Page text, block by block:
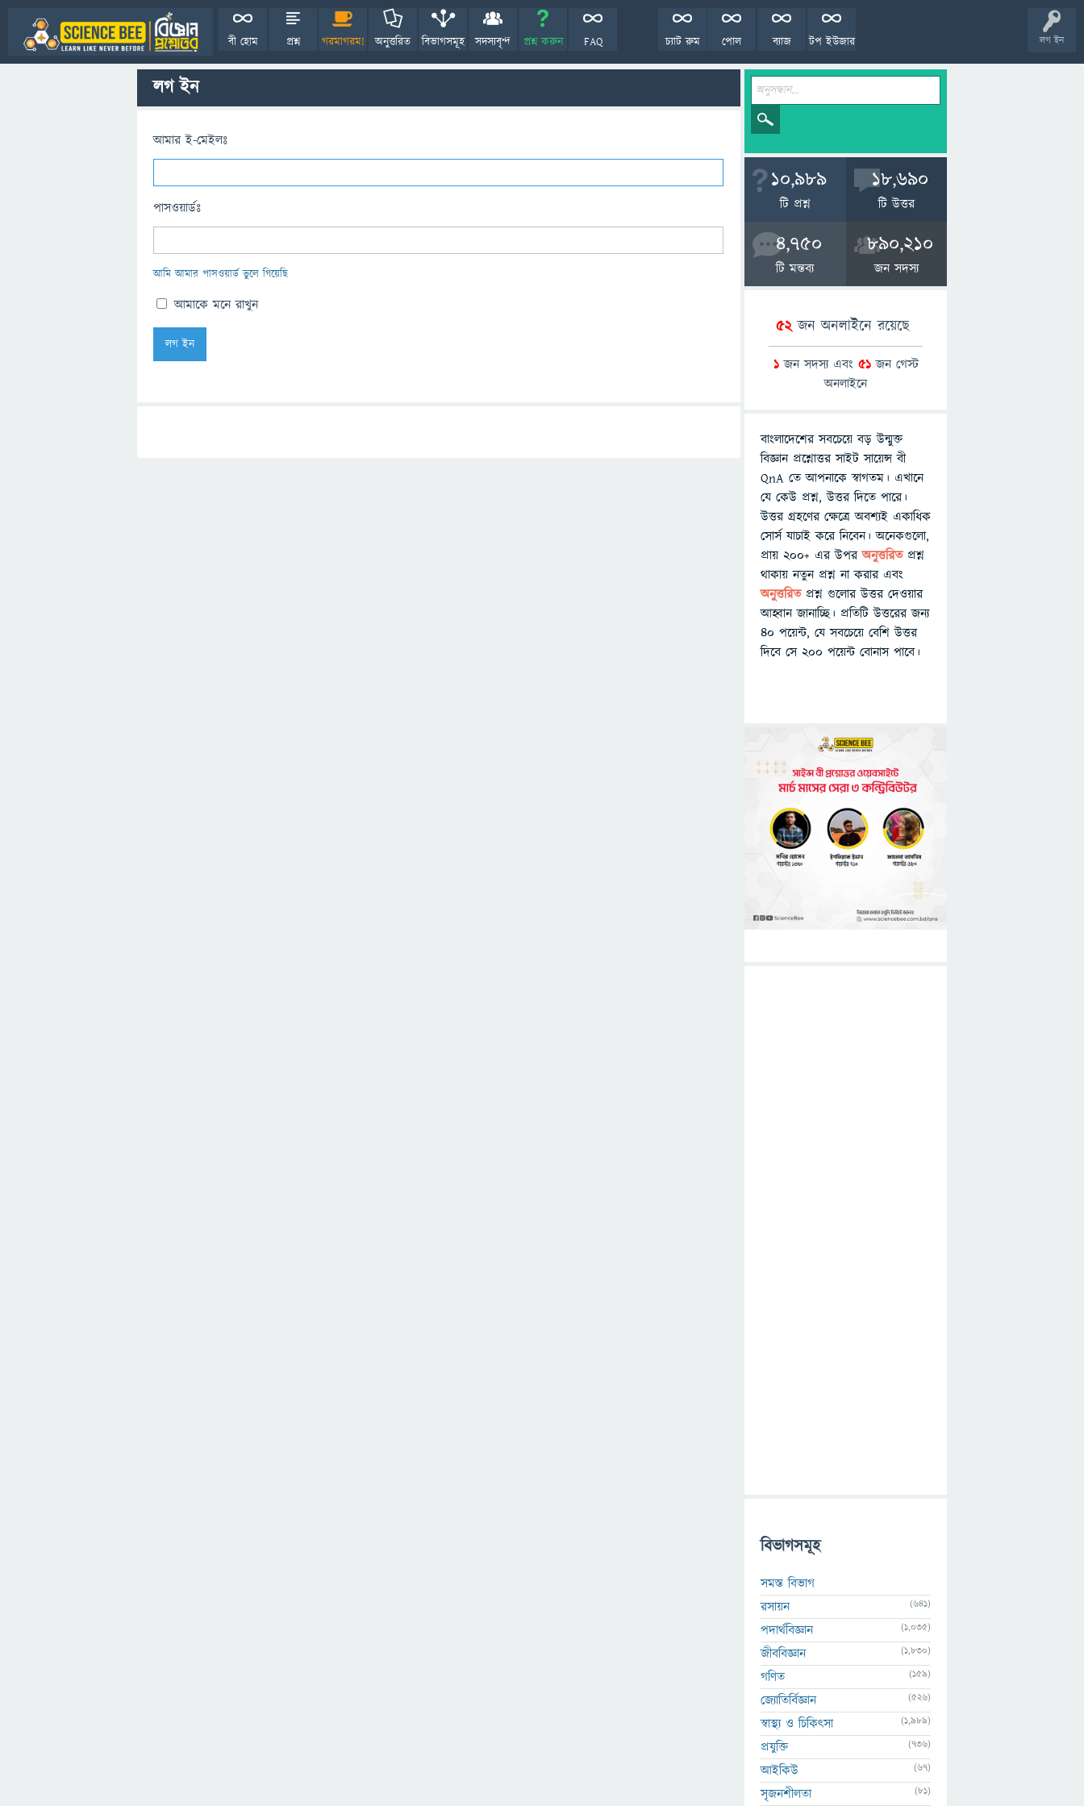
লগ ইন
বী হোম প্রশ্ন গরমাগরম! অনুত্তরিত বিভাগসমূহ সদস্যবৃন্দ প্রশ্ন করুন FAQ টপ ইউজার
ব্যাজ
পোল
চ্যাট রুম
লগ ইন
আমার ই-মেইলঃ
পাসওয়ার্ডঃ
আমি আমার পাসওয়ার্ড ভুলে গিয়েছি
আমাকে মনে রাখুন
10,989
টি প্রশ্ন
18,690
টি উত্তর
4,750
টি মন্তব্য
890,210
জন সদস্য
52জন অনলাইনে রয়েছে
1জন সদস্য এবং 51জন গেস্ট
অনলাইনে
বাংলাদেশের সবচেয়ে বড় উন্মুক্ত
বিজ্ঞান প্রশ্নোত্তর সাইট সায়েন্স বী
QnA তে আপনাকে স্বাগতম। এখানে
যে কেউ প্রশ্ন, উত্তর দিতে পারে।
উত্তর গ্রহণের ক্ষেত্রে অবশ্যই একাধিক
সোর্স যাচাই করে নিবেন। অনেকগুলো,
প্রায় ২০০+ এর উপরঅনুত্তরিতপ্রশ্ন
থাকায় নতুন প্রশ্ন না করার এবং
অনুত্তরিত প্রশ্ন গুলোর উত্তর দেওয়ার
আহ্বান জানাচ্ছি। প্রতিটি উত্তরের জন্য
৪০ পয়েন্ট, যে সবচেয়ে বেশি উত্তর
দিবে সে ২০০ পয়েন্ট বোনাস পাবে।
বিভাগসমূহ
সমস্ত বিভাগ
রসায়ন
(641)
পদার্থবিজ্ঞান (1,035)
জীববিজ্ঞান (1,830)
গণিত (159)
জ্যোতির্বিজ্ঞান (526)
স্বাস্থ্য ও চিকিৎসা (1,989)
প্রযুক্তি (736)
আইকিউ (67)
সৃজনশীলতা (81)